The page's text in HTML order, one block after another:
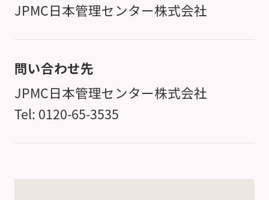
JPMC日本管理センター株式会社
問い合わせ先
JPMC日本管理センター株式会社
Tel: 0120-65-3535